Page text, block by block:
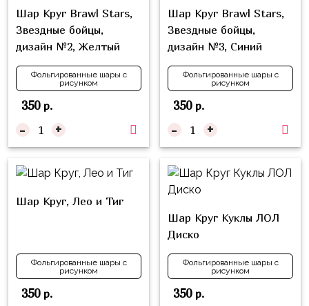
Шар Круг Brawl Stars,
Звездные бойцы,
дизайн №2, Желтый
Фольгированные шары с
рисунком
350р.
- +
Шар Круг Brawl Stars,
Звездные бойцы,
дизайн №3, Синий
Фольгированные шары с
рисунком
350р.
- +
Шар Круг, Лео и Тиг
Фольгированные шары с
рисунком
350р.
Шар Круг Куклы ЛОЛ
Диско
Фольгированные шары с
рисунком
350р.
Фольга
91
см
Фольгированные
шары
с
рисунком
Фольгированные
фигуры
композиции
Цифры
Шары
Девичник
Свадьба
Мальчик
или
Девочка
Грузовичок
Лёва
Пеппа
Смешарики/
Холодное
Сердце
Маленький
Боб
Буба
62/2